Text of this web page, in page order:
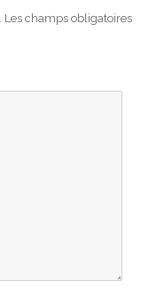
Les champs obligatoires